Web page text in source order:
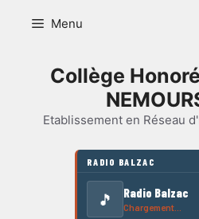
Menu
Collège
Etablissement en Réseau